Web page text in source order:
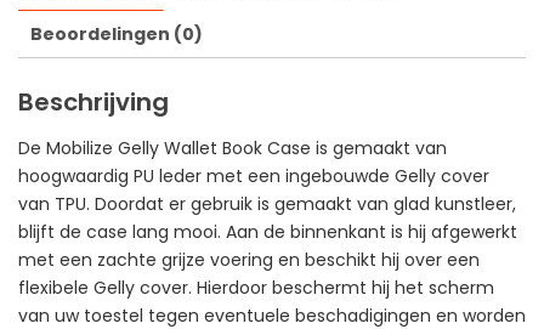
Beoordelingen (0)
Beschrijving
De Mobilize Gelly Wallet Book Case is gemaakt van
hoogwaardig PU leder met een ingebouwde Gelly cover
van TPU. Doordat er gebruik is gemaakt van glad kunstleer,
blijft de case lang mooi. Aan de binnenkant is hij afgewerkt
met een zachte grijze voering en beschikt hij over een
flexibele Gelly cover. Hierdoor beschermt hij het scherm
van uw toestel tegen eventuele beschadigingen en worden